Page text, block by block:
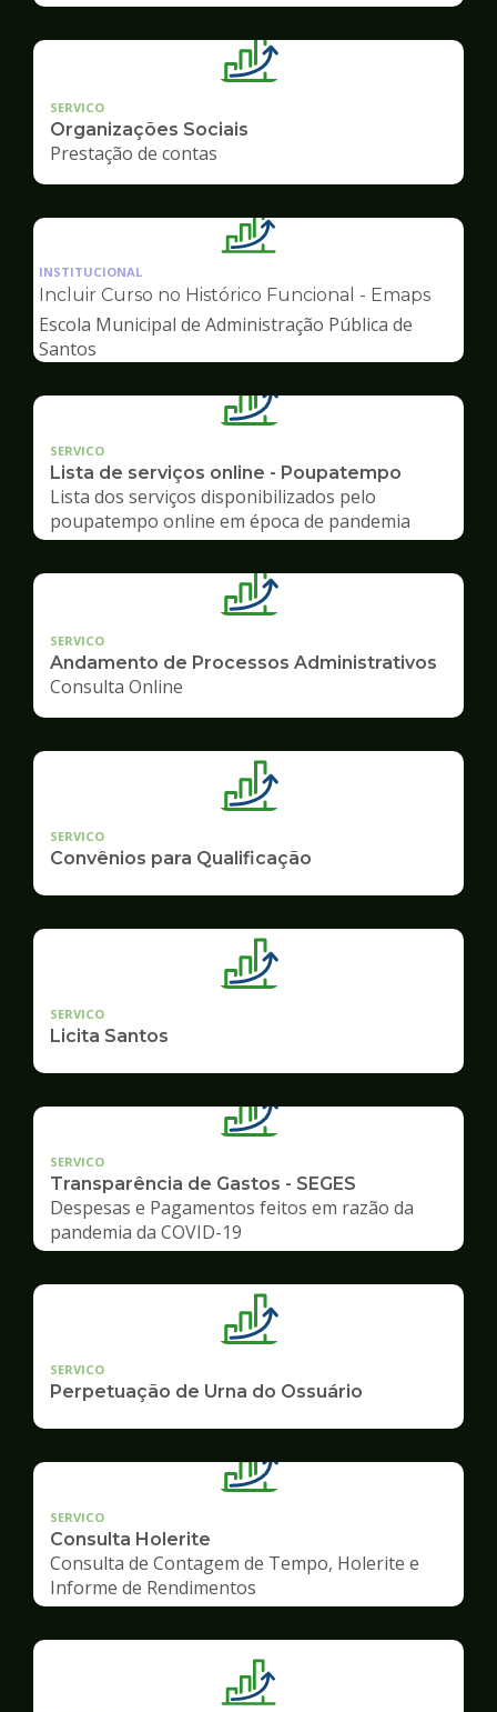
SERVICO
Organizações Sociais
Prestação de contas
Ilustração
pagina
de
Gestão
INSTITUCIONAL
Incluir Curso no Histórico Funcional - Emaps
Escola Municipal de Administração Pública de
Santos
SERVICO
Lista de serviços online - Poupatempo
Lista dos serviços disponibilizados pelo
poupatempo online em época de pandemia
SERVICO
Andamento de Processos Administrativos
Consulta Online
SERVICO
Convênios para Qualificação
SERVICO
Licita Santos
SERVICO
Transparência de Gastos - SEGES
Despesas e Pagamentos feitos em razão da
pandemia da COVID-19
SERVICO
Perpetuação de Urna do Ossuário
SERVICO
Consulta Holerite
Consulta de Contagem de Tempo, Holerite e
Informe de Rendimentos
Ilustração